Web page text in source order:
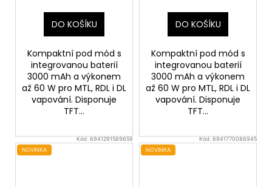
DO KOŠÍKU
Kompaktní pod mód s
integrovanou baterií
3000 mAh a výkonem
až 60 W pro MTL, RDL i DL
vapování. Disponuje
TFT...
DO KOŠÍKU
Kompaktní pod mód s
integrovanou baterií
3000 mAh a výkonem
až 60 W pro MTL, RDL i DL
vapování. Disponuje
TFT...
Kód:6941291589659
NOVINKA
Kód:6941770086945
NOVINKA